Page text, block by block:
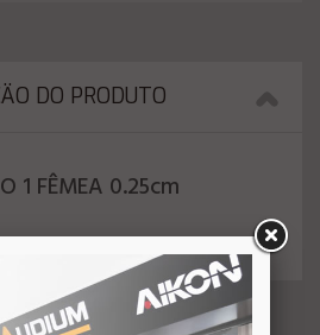
DO PRODUTO
1 FÊMEA 0.25cm